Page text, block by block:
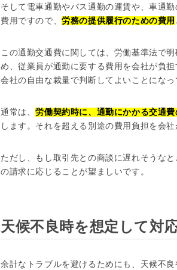
そして電車通勤やバス通勤の運賃や、車通
費用ですので、労務の提供履行のための費用
この通勤交通費に関しては、労働基準法で
め、従業員が通勤に要する費用を会社が負
会社の自由な裁量で判断してよいことになっ
通常は、労働契約時に、通勤にかかる交通
します。それを超える別途の費用負担を会
ただし、もし取引先との商談に遅れそうな
の請求に応じることが望ましいです。
天候不良時を想定して対
余計なトラブルを避けるためにも、天候不良